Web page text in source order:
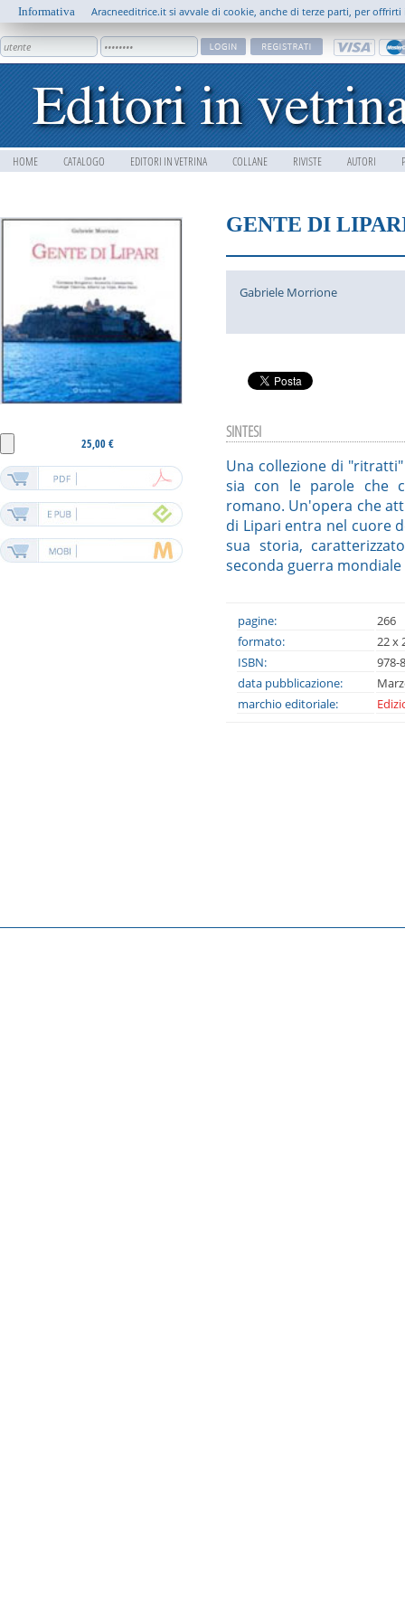
HOME CATALOGO EDITORI IN VETRINA COLLANE RIVISTE AUTORI
GENTE DI
25,00 €
Gabriele Morrione
SINTESI
Una collezione di
sia con le parole che
romano. Un'opera che
di Lipari entra nel cuore
sua storia,
seconda guerra
pagine:
266
formato:
22 x
ISBN:
978-
data pubblicazione:
marchio editoriale:
Informativa Aracneeditrice.it si avvale di cookie, anche di terze parti, per